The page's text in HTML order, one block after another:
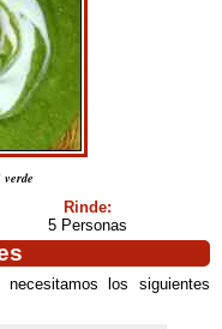
Rinde:
5 Personas
necesitamos los siguientes